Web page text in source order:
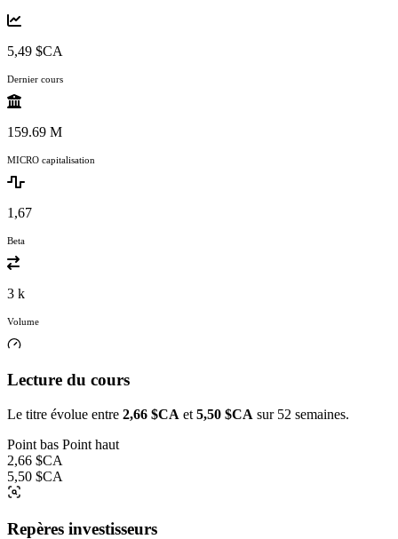
5,49 $CA
Dernier cours
159.69 M
MICRO capitalisation
1,67
Beta
3 k
Volume
Lecture du cours
Le titre évolue entre 2,66 $CA et 5,50 $CA sur 52 semaines.
Point bas Point haut
2,66 $CA
5,50 $CA
Repères investisseurs